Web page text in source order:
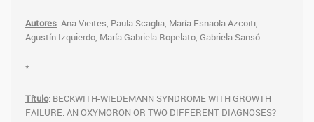
Autores: Ana Vieites, Paula Scaglia, María Esnaola Azcoiti,
Agustín Izquierdo, María Gabriela Ropelato, Gabriela Sansó.
*
Título: BECKWITH-WIEDEMANN SYNDROME WITH GROWTH
FAILURE. AN OXYMORON OR TWO DIFFERENT DIAGNOSES?